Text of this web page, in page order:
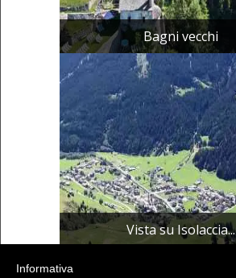
Bagni vecchi
Vista su Isolaccia...
Informativa